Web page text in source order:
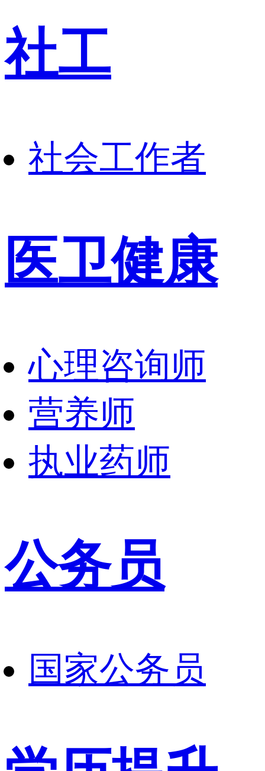
社工
社会工作者
医卫健康
心理咨询师
营养师
执业药师
公务员
国家公务员